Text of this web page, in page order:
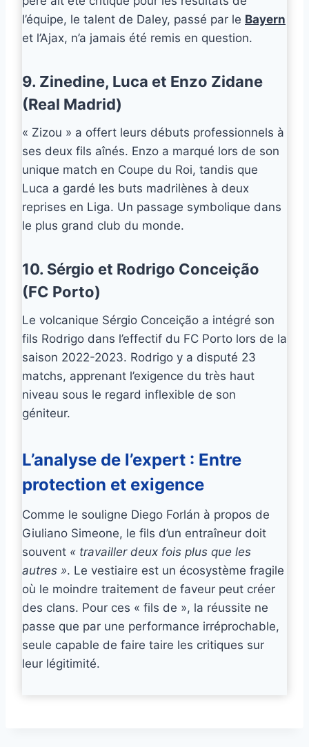
l’équipe, le talent de Daley, passé par le Bayern
et l’Ajax, n’a jamais été remis en question.
9. Zinedine, Luca et Enzo Zidane
(Real Madrid)
« Zizou » a offert leurs débuts professionnels à
ses deux fils aînés. Enzo a marqué lors de son
unique match en Coupe du Roi, tandis que
Luca a gardé les buts madrilènes à deux
reprises en Liga. Un passage symbolique dans
le plus grand club du monde.
10. Sérgio et Rodrigo Conceição
(FC Porto)
Le volcanique Sérgio Conceição a intégré son
fils Rodrigo dans l’effectif du FC Porto lors de la
saison 2022-2023. Rodrigo y a disputé 23
matchs, apprenant l’exigence du très haut
niveau sous le regard inflexible de son
géniteur.
L’analyse de l’expert : Entre
protection et exigence
Comme le souligne Diego Forlán à propos de
Giuliano Simeone, le fils d’un entraîneur doit
souvent « travailler deux fois plus que les
autres ». Le vestiaire est un écosystème fragile
où le moindre traitement de faveur peut créer
des clans. Pour ces « fils de », la réussite ne
passe que par une performance irréprochable,
seule capable de faire taire les critiques sur
leur légitimité.